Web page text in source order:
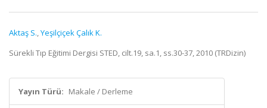
Aktaş S.,Yeşilçiçek Çalık K.
Sürekli Tıp Eğitimi Dergisi STED, cilt.19, sa.1, ss.30-37, 2010 (TRDizin)
Yayın Türü: Makale / Derleme